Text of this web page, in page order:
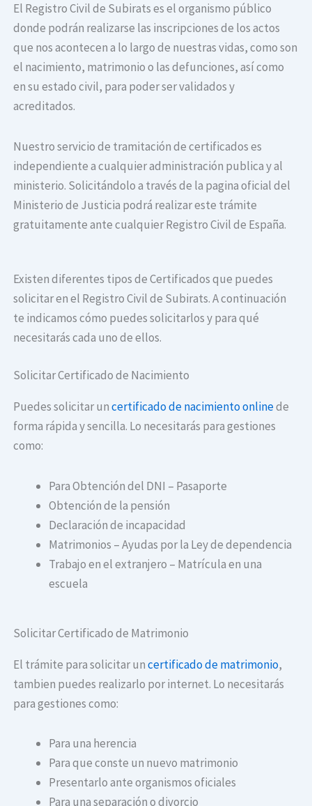
El Registro Civil de Subirats es el organismo público
donde podrán realizarse las inscripciones de los actos
que nos acontecen a lo largo de nuestras vidas, como son
el nacimiento, matrimonio o las defunciones, así como
en su estado civil, para poder ser validados y
acreditados.
Nuestro servicio de tramitación de certificados es
independiente a cualquier administración publica y al
ministerio. Solicitándolo a través de la pagina oficial del
Ministerio de Justicia podrá realizar este trámite
gratuitamente ante cualquier Registro Civil de España.
Existen diferentes tipos de Certificados que puedes
solicitar en el Registro Civil de Subirats. A continuación
te indicamos cómo puedes solicitarlos y para qué
necesitarás cada uno de ellos.
Solicitar Certificado de Nacimiento
Puedes solicitar uncertificado de nacimiento onlinede
forma rápida y sencilla. Lo necesitarás para gestiones
como:
Para Obtención del DNI – Pasaporte
Obtención de la pensión
Declaración de incapacidad
Matrimonios – Ayudas por la Ley de dependencia
Trabajo en el extranjero – Matrícula en una
escuela
Solicitar Certificado de Matrimonio
El trámite para solicitar uncertificado de matrimonio,
tambien puedes realizarlo por internet. Lo necesitarás
para gestiones como:
Para una herencia
Para que conste un nuevo matrimonio
Presentarlo ante organismos oficiales
Para una separación o divorcio